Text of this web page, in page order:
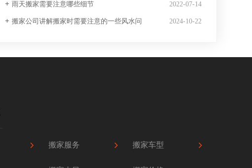
雨天搬家需要注意哪些细节 2022-07-14
搬家公司讲解搬家时需要注意的一些风水问 2024-10-22
搬家服务 搬家车型